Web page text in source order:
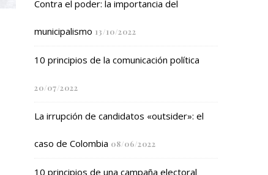
Contra el poder: la importancia del
municipalismo 13/10/2022
10 principios de la comunicación política
20/07/2022
La irrupción de candidatos «outsider»: el
caso de Colombia 08/06/2022
10 principios de una campaña electoral